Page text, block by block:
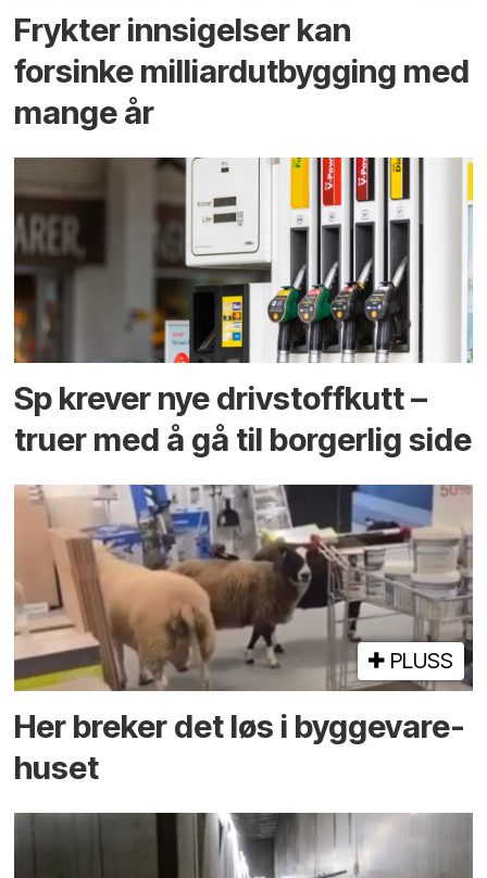
Frykter innsigelser kan
forsinke milliard­utbygging med
mange år
Sp krever nye drivstoffkutt –
truer med å gå til borgerlig side
PLUSS
Her breker det løs i bygge­vare­
huset